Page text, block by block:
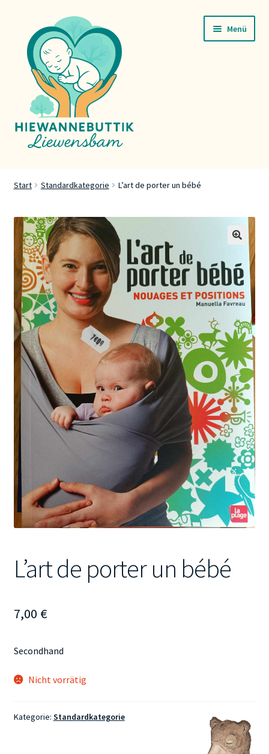
Navigation
springen
Inhalt
springen
Menü
Buttik
Press
Kontakt
Start Standardkategorie L’art de porter un bébé
L’art de porter un bébé
7,00 €
Secondhand
Nicht vorrätig
Kategorie: Standardkategorie